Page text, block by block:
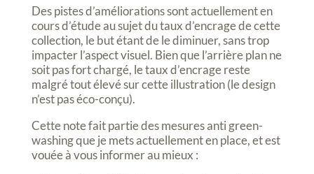
Des pistes d’améliorations sont actuellement en
cours d’étude au sujet du taux d’encrage de cette
collection, le but étant de le diminuer, sans trop
impacter l’aspect visuel. Bien que l’arrière plan ne
soit pas fort chargé, le taux d’encrage reste
malgré tout élevé sur cette illustration (le design
n’est pas éco-conçu).
Cette note fait partie des mesures anti green-
washing que je mets actuellement en place, et est
vouée à vous informer au mieux :